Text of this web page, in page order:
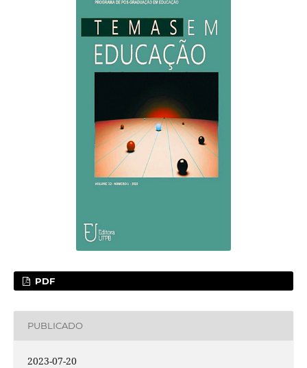
PDF
PUBLICADO
2023-07-20